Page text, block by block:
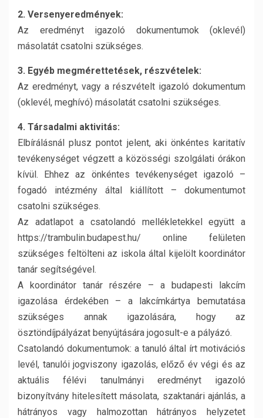
2. Versenyeredmények:
Az eredményt igazoló dokumentumok (oklevél)
másolatát csatolni szükséges.
3. Egyéb megmérettetések, részvételek:
Az eredményt, vagy a részvételt igazoló dokumentum
(oklevél, meghívó) másolatát csatolni szükséges.
4. Társadalmi aktivitás:
Elbírálásnál plusz pontot jelent, aki önkéntes karitatív
tevékenységet végzett a közösségi szolgálati órákon
kívül. Ehhez az önkéntes tevékenységet igazoló –
fogadó intézmény által kiállított – dokumentumot
csatolni szükséges.
Az adatlapot a csatolandó mellékletekkel együtt a
https://trambulin.budapest.hu/ online felületen
szükséges feltölteni az iskola által kijelölt koordinátor
tanár segítségével.
A koordinátor tanár részére – a budapesti lakcím
igazolása érdekében – a lakcímkártya bemutatása
szükséges annak igazolására, hogy az
ösztöndíjpályázat benyújtására jogosult-e a pályázó.
Csatolandó dokumentumok: a tanuló által írt motivációs
levél, tanulói jogviszony igazolás, előző év végi és az
aktuális félévi tanulmányi eredményt igazoló
bizonyítvány hitelesített másolata, szaktanári ajánlás, a
hátrányos vagy halmozottan hátrányos helyzetet